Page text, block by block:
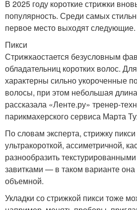
В 2025 году короткие стрижки
популярность. Среди самых
первое место выходят следующие.
Пикси
Стрижкаостается безусловным
обладательниц коротких волос.
характерны сильно укороченные
волосы, при этом небольшая
рассказала «Ленте.ру» тренер-
парикмахерского сервиса Марта
По словам эксперта, стрижку
ультракороткой, ассиметричной,
разнообразить
завитками — в таком варианте она
объемной.
Укладки со стрижкой пикси тоже